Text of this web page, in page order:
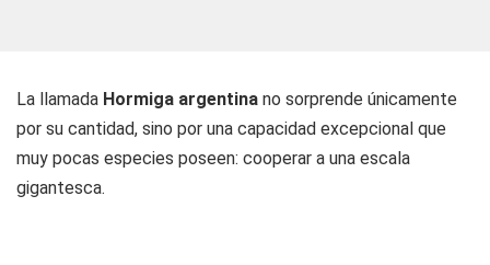
La llamada Hormiga argentina no sorprende únicamente
por su cantidad, sino por una capacidad excepcional que
muy pocas especies poseen: cooperar a una escala
gigantesca.